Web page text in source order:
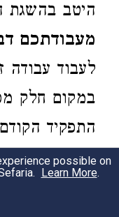
היטב בהשגת
מעבודתכם
לעבוד עבודה
במקום חלק
התפקיד
החדש נוסף
possible on
Learn More.